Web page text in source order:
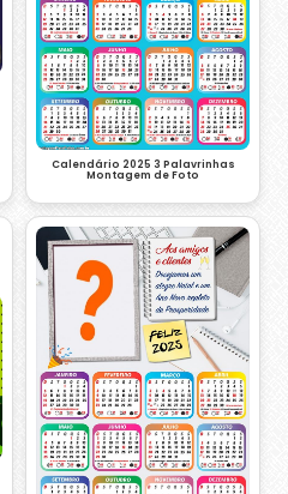
Calendário 2025 3 Palavrinhas
Montagem de Foto